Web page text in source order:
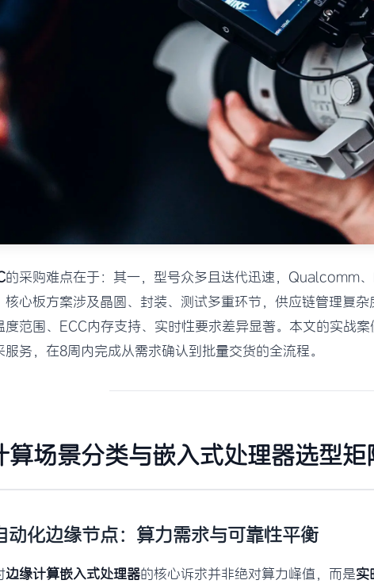
的采购难点在于：其一，型号众多且迭代迅速，Qualcomm
核心板方案涉及晶圆、封装、测试多重环节，供应链管理复
度范围、ECC内存支持、实时性要求差异显著。本文的实战
服务，在8周内完成从需求确认到批量交货的全流程。
算场景分类与嵌入式处理器选型矩
动化边缘节点：算力需求与可靠性平衡
边缘计算嵌入式处理器的核心诉求并非绝对算力峰值，而是实